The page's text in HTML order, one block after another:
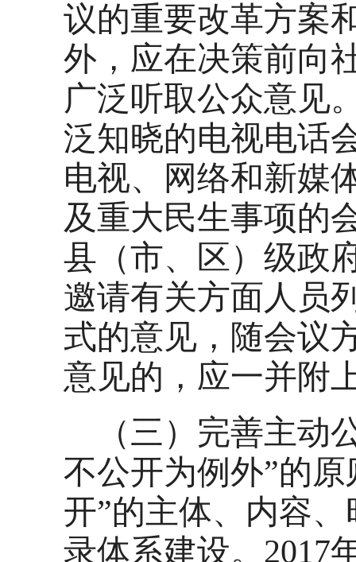
议的重要改革方案
外，应在决策前向
广泛听取公众意见
泛知晓的电视电话
电视、网络和新媒
及重大民生事项的
县（市、区）级政
邀请有关方面人员
式的意见，随会议
意见的，应一并附
（三）完善主动
不公开为例外”的
开”的主体、内容
录体系建设。2017